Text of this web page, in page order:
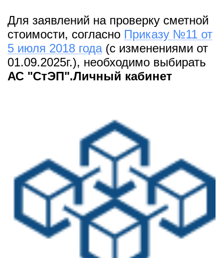
Для заявлений на проверку сметной
стоимости, согласно Приказу №11 от
5 июля 2018 года (с изменениями от
01.09.2025г.), необходимо выбирать
АС "СтЭП".Личный кабинет